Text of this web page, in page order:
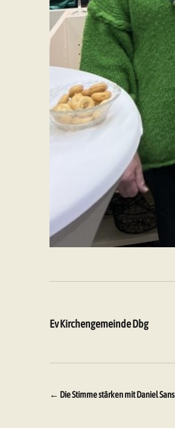
Ev Kirchengemeinde Dbg
Beitragsnavigation
← Die Stimme stärken mit Daniel Sans